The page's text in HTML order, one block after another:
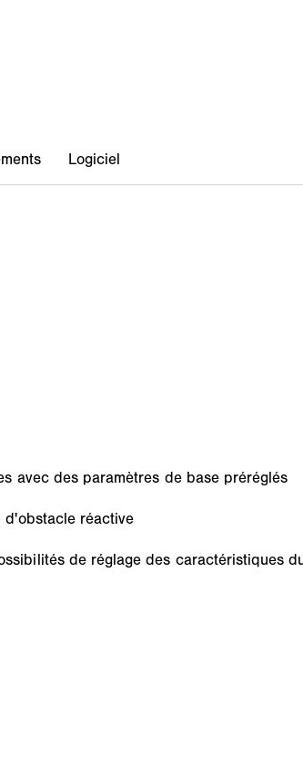
avec des paramètres de base préréglés
d'obstacle réactive
de réglage des caractéristiques